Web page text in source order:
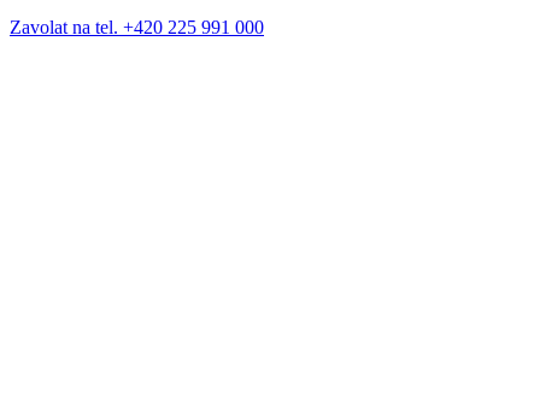
Zavolat na tel. +420 225 991 000